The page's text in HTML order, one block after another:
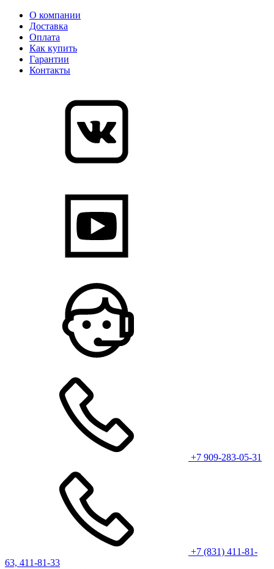
О компании
Доставка
Оплата
Как купить
Гарантии
Контакты
+7 909-283-05-31
+7 (831) 411-81-
63, 411-81-33